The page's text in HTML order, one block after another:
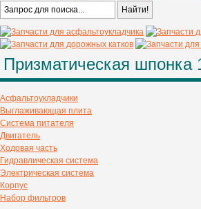
Призматическая шпонка
Асфальтоукладчики
Выглаживающая плита
Система питателя
Двигатель
Ходовая часть
Гидравлическая система
Электрическая система
Корпус
Набор фильтров